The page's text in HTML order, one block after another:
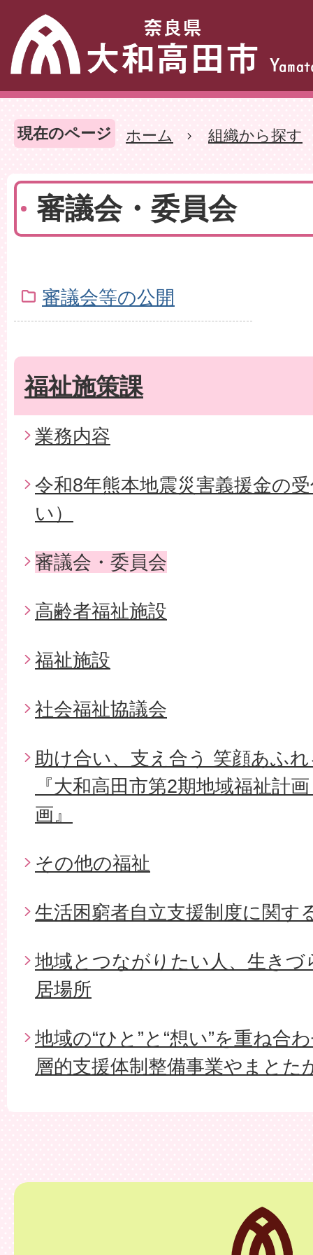
現在のページ ホーム 組織から探す
審議会・委員会
審議会等の公開
福祉施策課
業務内容
令和8年熊本地震災害義援金の
い）
審議会・委員会
高齢者福祉施設
福祉施設
社会福祉協議会
助け合い、支え合う 笑顔あふ
『大和高田市第2期地域福祉計
画』
その他の福祉
生活困窮者自立支援制度に関す
地域とつながりたい人、生き
居場所
地域の“ひと”と“想い”を重ね合
層的支援体制整備事業やまとた